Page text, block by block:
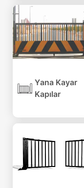
Yana Kayar
Kapılar